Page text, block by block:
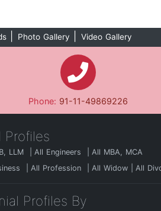
Photo Gallery Video Gallery
Phone: 91-11-49869226
Profiles
LLM All Engineers
All MBA, MCA
All Profession All Widow All
Profiles By